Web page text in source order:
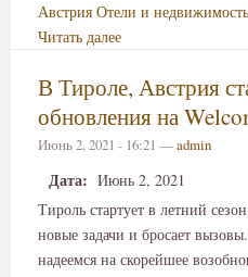
Австрия Отели и недвижимость
Читать далее
В Тироле, Австрия
обновления на
Июнь 2, 2021 - 16:21 —admin
Дата: Июнь 2, 2021
Тироль стартует в летний
новые задачи и бросает
надеемся на скорейшее